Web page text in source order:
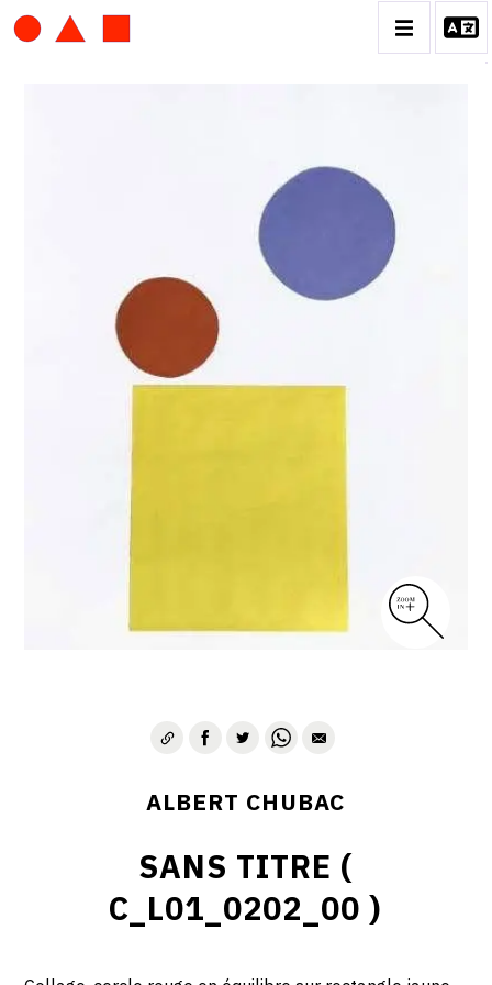
ALBERT CHUBAC
BIOGRAPHIE
CATALOGUE DES OEUVRES
CONTACT
ALBERT CHUBAC
SANS TITRE (
C_L01_0202_00 )